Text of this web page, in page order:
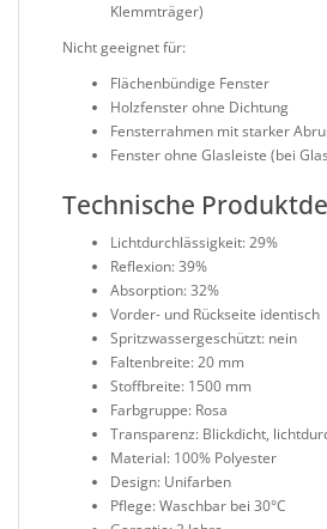
Klemmträger)
Nicht geeignet für:
Flächenbündige Fenster
Holzfenster ohne Dichtung
Fensterrahmen mit starker
Fenster ohne Glasleiste (bei
Technische
Lichtdurchlässigkeit: 29%
Reflexion: 39%
Absorption: 32%
Vorder- und Rückseite identisch
Spritzwassergeschützt: nein
Faltenbreite: 20 mm
Stoffbreite: 1500 mm
Farbgruppe: Rosa
Transparenz: Blickdicht,
Material: 100% Polyester
Design: Unifarben
Pflege: Waschbar bei 30°C